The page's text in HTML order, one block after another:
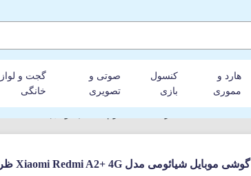
هارد و
مموری
کنسول
بازی
صوتی و
تصویری
گجت و
خانگی
گوشی موبایل شیائومی مدل Xiaomi Redmi A2+ 4G ظرفیت 32GB رم 2GB (گلوبال)